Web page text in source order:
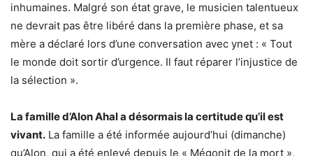
inhumaines. Malgré son état grave, le musicien talentueux
ne devrait pas être libéré dans la première phase, et sa
mère a déclaré lors d’une conversation avec ynet : « Tout
le monde doit sortir d’urgence. Il faut réparer l’injustice de
la sélection ».
La famille d’Alon Ahal a désormais la certitude qu’il est
vivant. La famille a été informée aujourd’hui (dimanche)
qu’Alon, qui a été enlevé depuis le « Mégonit de la mort »,